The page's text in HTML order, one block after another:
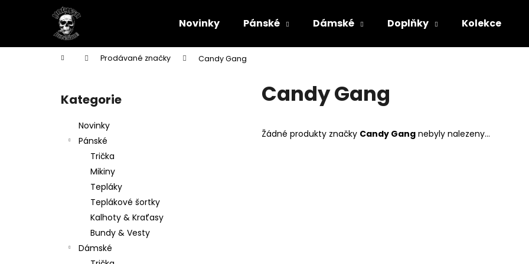
Novinky Pánské Dámské Doplňky Kolekce
Domů Prodávané značky Candy Gang
Přeskočit
kategorie
Kategorie
Novinky
Pánské
Trička
Mikiny
Tepláky
Teplákové šortky
Kalhoty & Kraťasy
Bundy & Vesty
Dámské
Candy Gang
Žádné produkty značky Candy Gang nebyly nalezeny...
í
Zpět
do
Zpět
do
CARGO KRAŤASY YAKUZA PREMIUM